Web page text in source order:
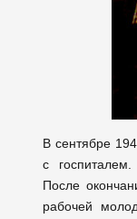
В сентябре
с
После
рабочей